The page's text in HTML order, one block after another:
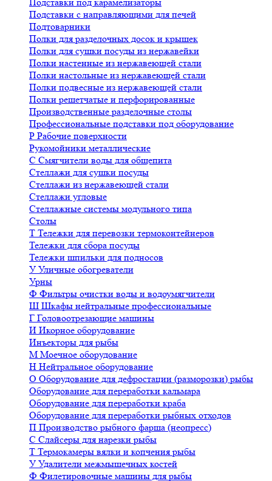
Подставки с направляющими для печей
Подтоварники
Полки для разделочных досок и крышек
Полки для сушки посуды из нержавейки
Полки настенные из нержавеющей стали
Полки настольные из нержавеющей стали
Полки подвесные из нержавеющей стали
Полки решетчатые и перфорированные
Производственные разделочные столы
Профессиональные подставки под оборудование
Р Рабочие поверхности
Рукомойники металлические
С Смягчители воды для общепита
Стеллажи для сушки посуды
Стеллажи из нержавеющей стали
Стеллажи угловые
Стеллажные системы модульного типа
Столы
Т Тележки для перевозки термоконтейнеров
Тележки для сбора посуды
Тележки шпильки для подносов
У Уличные обогреватели
Урны
Ф Фильтры очистки воды и водоумягчители
Ш Шкафы нейтральные профессиональные
Г Головоотрезающие машины
И Икорное оборудование
Инъекторы для рыбы
М Моечное оборудование
Н Нейтральное оборудование
О Оборудование для дефростации (разморозки) рыбы
Оборудование для переработки кальмара
Оборудование для переработки краба
Оборудование для переработки рыбных отходов
П Производство рыбного фарша (неопресс)
С Слайсеры для нарезки рыбы
Т Термокамеры вялки и копчения рыбы
У Удалители межмышечных костей
Ф Филетировочные машины для рыбы